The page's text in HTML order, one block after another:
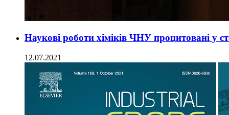
Наукові роботи хіміків ЧНУ процитовані у
12.07.2021